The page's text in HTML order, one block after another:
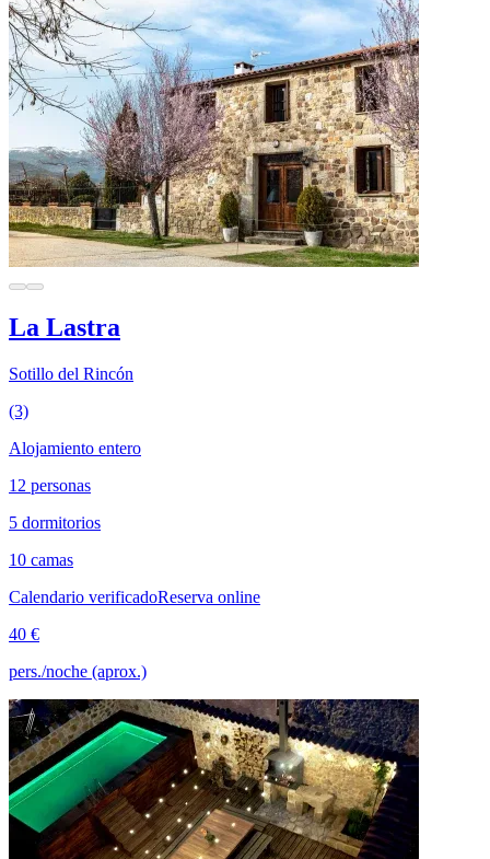
La Lastra
Sotillo del Rincón
(3)
Alojamiento entero
12 personas
5 dormitorios
10 camas
Calendario verificadoReserva online
40 €
pers./noche (aprox.)